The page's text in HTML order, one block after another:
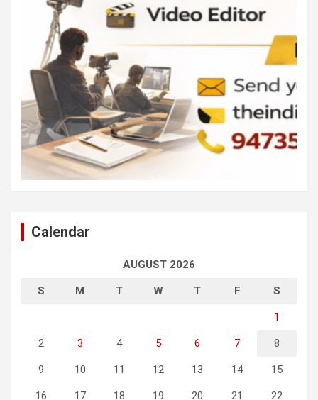
Calendar
AUGUST 2026
S M T W T F S
1
2 3 4 5 6 7 8
9 10 11 12 13 14 15
16 17 18 19 20 21 22